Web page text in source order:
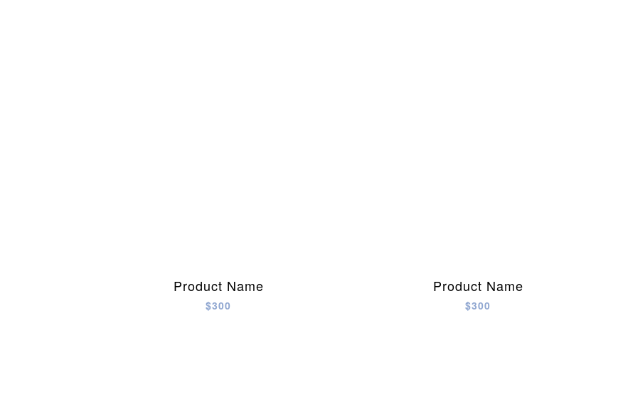
Product Name
$300
Product Name
$300